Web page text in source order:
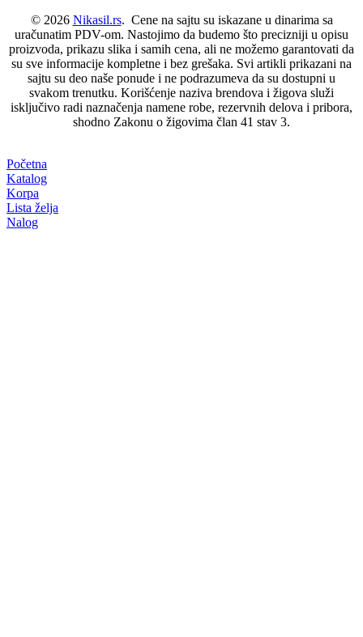
© 2026 Nikasil.rs. Cene na sajtu su iskazane u dinarima sa
uračunatim PDV-om. Nastojimo da budemo što precizniji u opisu
proizvoda, prikazu slika i samih cena, ali ne možemo garantovati da
su sve informacije kompletne i bez grešaka. Svi artikli prikazani na
sajtu su deo naše ponude i ne podrazumeva da su dostupni u
svakom trenutku. Korišćenje naziva brendova i žigova služi
isključivo radi naznačenja namene robe, rezervnih delova i pribora,
shodno Zakonu o žigovima član 41 stav 3.
Početna
Katalog
Korpa
Lista želja
Nalog